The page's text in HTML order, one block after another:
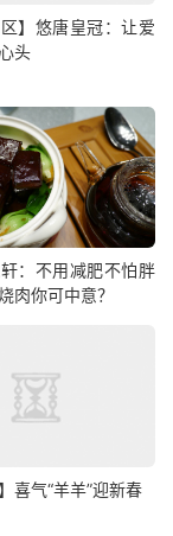
区】悠唐皇冠：让爱
头
轩：不用减肥不怕胖
肉你可中意？
喜气“羊羊”迎新春